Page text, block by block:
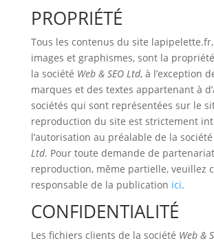
PROPRIÉTÉ
Tous les contenus du site
images et graphismes, sont la
la société Web & SEO Ltd, à l’exception
marques et des textes appartenant à
sociétés qui sont représentées sur le
reproduction du site est strictement
l’autorisation au préalable de la société
Ltd. Pour toute demande de
reproduction, même partielle, veuillez
responsable de la publication ici.
CONFIDENTIALITÉ
Les fichiers clients de la société Web &